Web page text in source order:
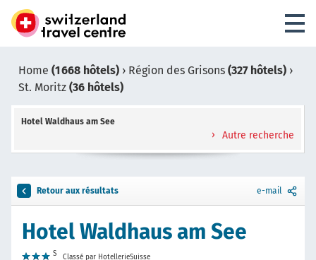
Home (1 668 hôtels) › Région des Grisons (327 hôtels) ›
St. Moritz (36 hôtels)
Hotel Waldhaus am See
Autre recherche
Retour aux résultats e-mail
Hotel Waldhaus am See
S Classé par HotellerieSuisse